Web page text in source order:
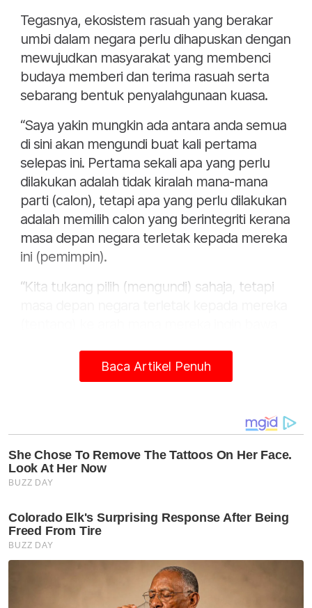
Tegasnya, ekosistem rasuah yang berakar
umbi dalam negara perlu dihapuskan dengan
mewujudkan masyarakat yang membenci
budaya memberi dan terima rasuah serta
sebarang bentuk penyalahgunaan kuasa.
“Saya yakin mungkin ada antara anda semua
di sini akan mengundi buat kali pertama
selepas ini. Pertama sekali apa yang perlu
dilakukan adalah tidak kiralah mana-mana
parti (calon), tetapi apa yang perlu dilakukan
adalah memilih calon yang berintegriti kerana
masa depan negara terletak kepada mereka
ini (pemimpin).
“Kita tukang pilih (mengundi) sahaja, tetapi
jadikan negara ini sama ada sudut yang lebih
baik atau sebaliknya. Mereka tidak boleh
boleh dipersalahkan adalah kita sendiri
kerana memilih mereka.
“Jadi, kalau kita sebagai pengundi, rakyat
tidak mengubah keadaan ini (rasuah dalam
dan kita semua akan hancur disebabkan
rasuah yang berleluasa. Justeru, saya
menyeru semua pihak untuk
mempertahankan kempen memerangi
rasuah, kita bentuk satu budaya budaya
Baca Artikel Penuh